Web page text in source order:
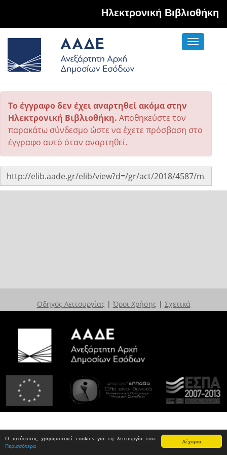
Δέχομαι
Ο ιστότοπος χρησιμοποιεί cookies για τη λειτουργία του.
Περισσότερα
Hλεκτρονική Βιβλιοθήκη
Toggle
Το έγγραφο δεν έχει αναρτηθεί ακόμα στην
Ηλεκτρονική Βιβλιοθήκη. Αποθηκεύστε τον
παρακάτω σύνδεσμο ώστε να έχετε πρόσβαση στο
έγγραφο αυτό όταν αναρτηθεί.
Οδηγός Λειτουργίας | Όροι Χρήσης | Σχετικά